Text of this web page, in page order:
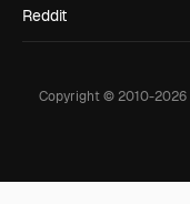
Reddit
Copyright © 2010-2026